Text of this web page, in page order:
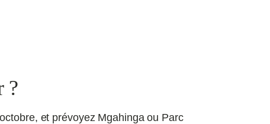
?
et prévoyez Mgahinga ou Parc